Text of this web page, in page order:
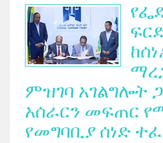
ምዝገባ አገልግሎት
አሰራርን መፍጠር
የመግባቢያ ሰነድ